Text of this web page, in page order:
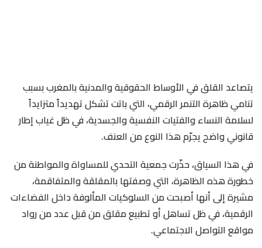
يتصاعد القلق في الأوساط الحقوقية والمدنية بالمغرب بسبب
تنامي ظاهرة التنمر الرقمي، التي باتت تشكل تهديداً متزايداً
لسلامة النساء والفتيات النفسية والجسدية، في ظل غياب إطار
قانوني واضح يجرّم هذا النوع من العنف.
في هذا السياق، حذّرت جمعية التحدي للمساواة والمواطنة من
خطورة هذه الظاهرة، التي وصفتها بالمقلقة والمتفاقمة،
مشيرة إلى أنها أصبحت من السلوكيات المألوفة داخل الفضاءات
الرقمية، في ظل تساهل أو تطبيع مقلق من قبل عدد من رواد
مواقع التواصل الاجتماعي.